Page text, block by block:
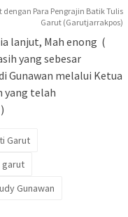
Para Pengrajin Batik Tulis
Garut (Garutjarrakpos)
lanjut, Mah enong (
yang sebesar
Gunawan melalui Ketua
yang telah
Garut
garut
Gunawan